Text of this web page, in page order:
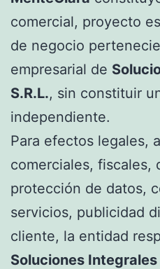
comercial, proyecto
de negocio
empresarial de
S.R.L., sin constituir
independiente.
Para efectos legales,
comerciales, fiscales,
protección de datos,
servicios, publicidad
cliente, la entidad
Soluciones Integrales